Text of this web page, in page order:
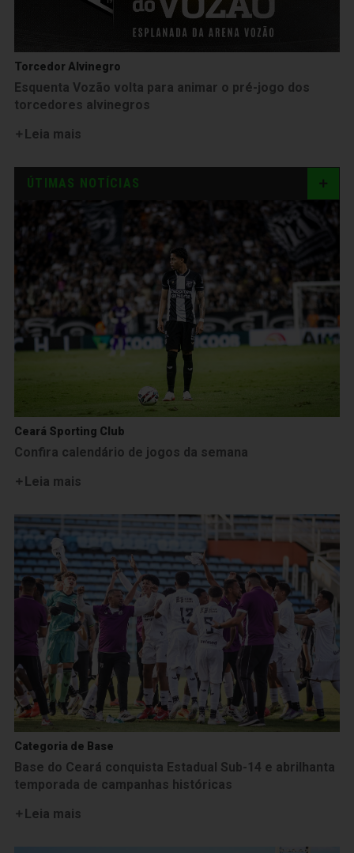
Torcedor Alvinegro
Esquenta Vozão volta para animar o pré-jogo dos
torcedores alvinegros
Leia mais
ÚTIMAS NOTÍCIAS
Ceará Sporting Club
Confira calendário de jogos da semana
Leia mais
Categoria de Base
Base do Ceará conquista Estadual Sub-14 e abrilhanta
temporada de campanhas históricas
Leia mais